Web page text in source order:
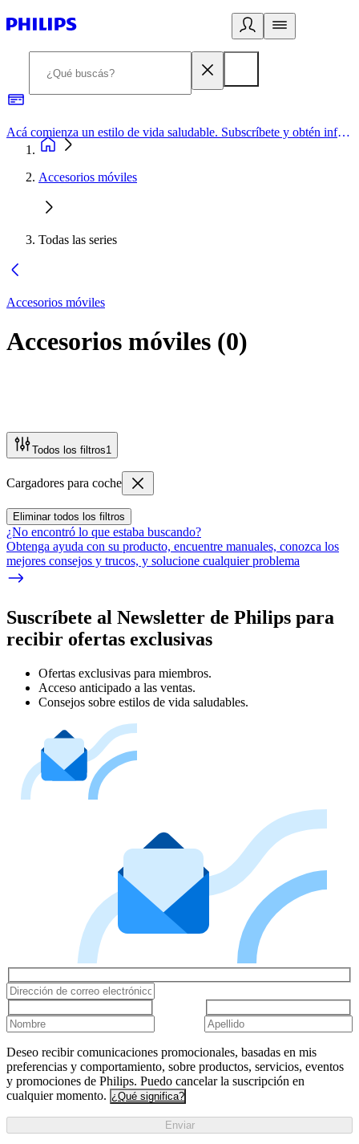
Acá comienza un estilo de vida saludable. Subscríbete y obtén información de primera mano
Accesorios móviles
Todas las series
Accesorios móviles
Accesorios móviles (0)
Todos los filtros1
Cargadores para coche
Eliminar todos los filtros
¿No encontró lo que estaba buscando?
Obtenga ayuda con su producto, encuentre manuales, conozca los
mejores consejos y trucos, y solucione cualquier problema
Suscríbete al Newsletter de Philips para
recibir ofertas exclusivas
Ofertas exclusivas para miembros.
Acceso anticipado a las ventas.
Consejos sobre estilos de vida saludables.
Deseo recibir comunicaciones promocionales, basadas en mis
preferencias y comportamiento, sobre productos, servicios, eventos
y promociones de Philips. Puedo cancelar la suscripción en
cualquier momento. ¿Qué significa?
Enviar